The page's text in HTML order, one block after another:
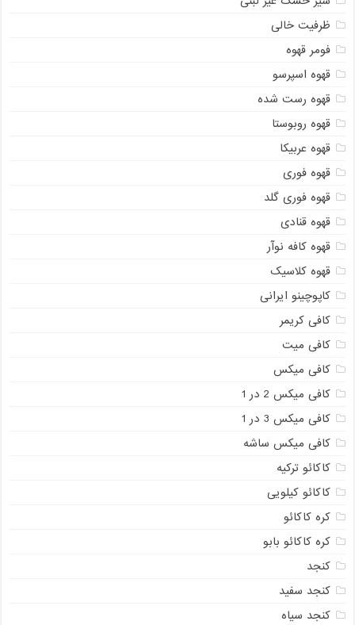
ظرفیت خالی
فومر قهوه
قهوه اسپرسو
قهوه رست شده
قهوه روبوستا
قهوه عربیکا
قهوه فوری
قهوه فوری گلد
قهوه قنادی
قهوه کافه نوآر
قهوه کلاسیک
کاپوچینو ایرانی
کافی کریمر
کافی میت
کافی میکس
کافی میکس 2 در 1
کافی میکس 3 در 1
کافی میکس ساشه
کاکائو ترکیه
کاکائو کیلویی
کره کاکائو
کره کاکائو بابو
کنجد
کنجد سفید
کنجد سیاه